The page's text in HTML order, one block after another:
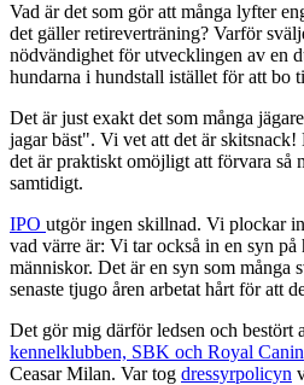
Vad är det som gör att många lyfter
det gäller retireverträning? Varför
nödvändighet för utvecklingen av en
hundarna i hundstall istället för att bo
Det är just exakt det som många
jagar bäst". Vi vet att det är skitsnack!
det är praktiskt omöjligt att förvara så
samtidigt.
IPO utgör ingen skillnad. Vi plockar
vad värre är: Vi tar också in en syn
människor. Det är en syn som många
senaste tjugo åren arbetat hårt för att
Det gör mig därför ledsen och bestört
kennelklubben, SBK och Royal Canin
Ceasar Milan. Var tog dressyrpolicyn